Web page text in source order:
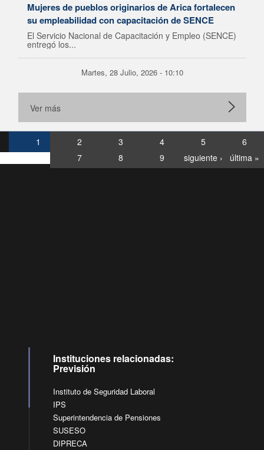
Mujeres de pueblos originarios de Arica fortalecen
su empleabilidad con capacitación de SENCE
El Servicio Nacional de Capacitación y Empleo (SENCE)
entregó los...
Martes, 28 Julio, 2026 - 10:10
Ver más
1 2 3 4 5
6
7
8 9 siguiente › última »
Instituciones relacionadas:
Previsión
Instituto de Seguridad Laboral
IPS
Superintendencia de Pensiones
SUSESO
DIPRECA